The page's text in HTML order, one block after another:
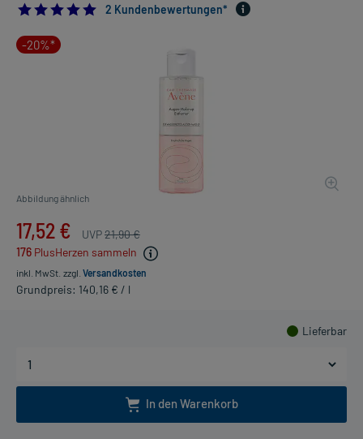
5.0
2 Kundenbewertungen*
-20%*
Abbildung ähnlich
17,52 € UVP21,90 €
176 PlusHerzen sammeln
inkl. MwSt. zzgl. Versandkosten
Grundpreis: 140,16 € / l
Lieferbar
In den Warenkorb